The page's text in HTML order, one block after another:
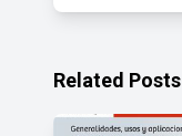
Related Posts